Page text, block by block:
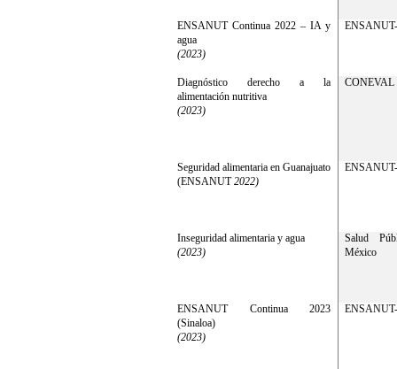
ENSANUT Continua 2022 – IA y
agua
(2023)
Diagnóstico derecho a la
alimentación nutritiva
(2023)
CONEVAL
Seguridad alimentaria en Guanajuato
(ENSANUT2022)
Inseguridad alimentaria y agua
(2023)
Salud
México
ENSANUT Continua 2023
(Sinaloa)
(2023)